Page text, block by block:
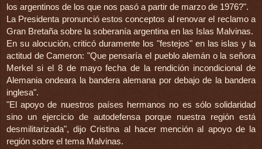
los argentinos de los que nos pasó a partir de marzo de 1976?".
La Presidenta pronunció estos conceptos al renovar el reclamo a
Gran Bretaña sobre la soberanía argentina en las Islas Malvinas.
En su alocución, criticó duramente los "festejos" en las islas y la
actitud de Cameron: "Que pensaría el pueblo alemán o la señora
Merkel si el 8 de mayo fecha de la rendición incondicional de
Alemania ondeara la bandera alemana por debajo de la bandera
inglesa".
"El apoyo de nuestros países hermanos no es sólo solidaridad
sino un ejercicio de autodefensa porque nuestra región está
desmilitarizada", dijo Cristina al hacer mención al apoyo de la
región sobre el tema Malvinas.